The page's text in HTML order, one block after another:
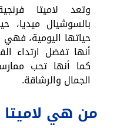
وتعد لاميتا
بالسوشيال ميديا،
حياتها اليومية،
أنها تفضل ارتداء
كما أنها تحب
الجمال والرشاقة.
من هي لاميتا